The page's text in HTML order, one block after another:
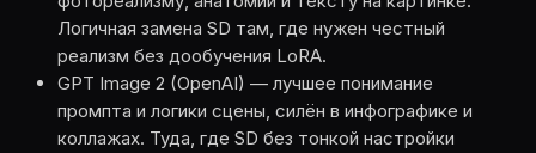
Логичная замена SD там, где нужен честный
реализм без дообучения LoRA.
GPT Image 2 (OpenAI) — лучшее понимание
промпта и логики сцены, силён в инфографике и
коллажах. Туда, где SD без тонкой настройки